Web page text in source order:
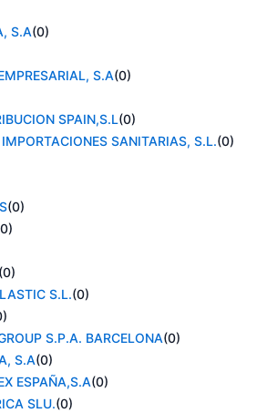
S.A(0)
S.A(0)
SPAIN,S.L(0)
SANITARIAS, S.L.(0)
(0)
0)
(0)
S.L.(0)
)
S.P.A. BARCELONA(0)
S.A(0)
ESPAÑA,S.A(0)
SLU.(0)